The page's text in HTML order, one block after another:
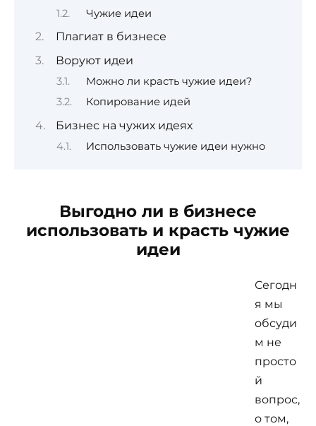
Чужие идеи
Плагиат в бизнесе
Воруют идеи
Можно ли красть чужие идеи?
Копирование идей
Бизнес на чужих идеях
Использовать чужие идеи нужно
Выгодно ли в бизнесе
использовать и красть чужие
идеи
Сегодн
я мы
обсуди
м не
просто
й
вопрос,
о том,